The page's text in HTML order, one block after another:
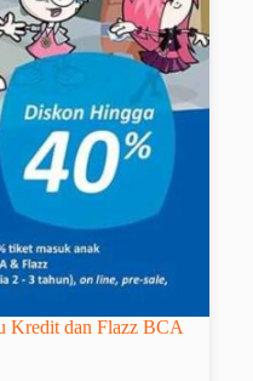
Kredit dan Flazz BCA